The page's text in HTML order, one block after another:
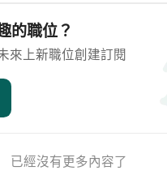
的職位？
來上新職位創建訂閱
已經沒有更多內容了